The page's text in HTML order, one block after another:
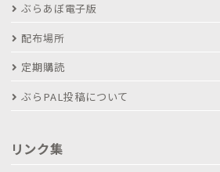
ぶらあぼ電子版
配布場所
定期購読
ぶらPAL投稿について
リンク集